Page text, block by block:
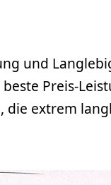
und
Preis-
die extrem